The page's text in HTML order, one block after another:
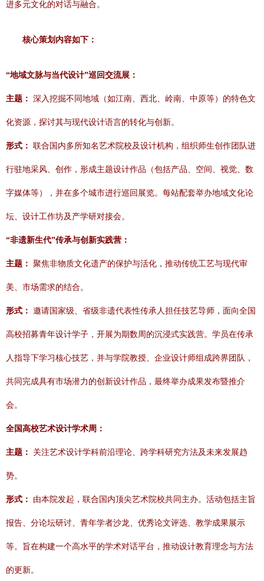
进多元文化的对话与融合。
核心策划内容如下：
“地域文脉与当代设计”巡回交流展：
主题： 深入挖掘不同地域（如江南、西北、岭南、中原等）的特色文
化资源，探讨其与现代设计语言的转化与创新。
形式： 联合国内多所知名艺术院校及设计机构，组织师生创作团队进
行驻地采风、创作，形成主题设计作品（包括产品、空间、视觉、数
字媒体等），并在多个城市进行巡回展览。每站配套举办地域文化论
坛、设计工作坊及产学研对接会。
“非遗新生代”传承与创新实践营：
主题： 聚焦非物质文化遗产的保护与活化，推动传统工艺与现代审
美、市场需求的结合。
形式： 邀请国家级、省级非遗代表性传承人担任技艺导师，面向全国
高校招募青年设计学子，开展为期数周的沉浸式实践营。学员在传承
人指导下学习核心技艺，并与学院教授、企业设计师组成跨界团队，
共同完成具有市场潜力的创新设计作品，最终举办成果发布暨推介
会。
全国高校艺术设计学术周：
主题： 关注艺术设计学科前沿理论、跨学科研究方法及未来发展趋
势。
形式： 由本院发起，联合国内顶尖艺术院校共同主办。活动包括主旨
报告、分论坛研讨、青年学者沙龙、优秀论文评选、教学成果展示
等。旨在构建一个高水平的学术对话平台，推动设计教育理念与方法
的更新。